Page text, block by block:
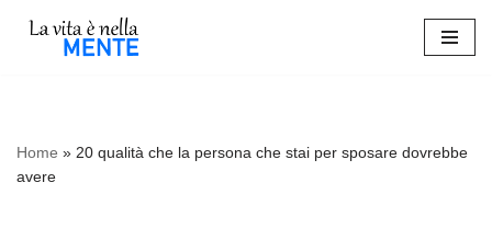
Home » 20 qualità che la persona che stai per sposare dovrebbe
avere